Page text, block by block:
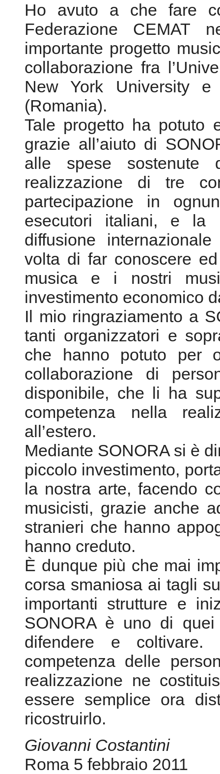
Ho avuto a che fare
Federazione
importante progetto
collaborazione fra
New York University
(Romania).
Tale progetto ha potuto
grazie all’aiuto di
alle spese sostenute
realizzazione di tre
partecipazione in
esecutori italiani, e la
diffusione
volta di far conoscere
musica e i nostri
investimento economico
Il mio ringraziamento a
tanti organizzatori e
che hanno potuto per
collaborazione di
disponibile, che li ha
competenza nella
all’estero.
Mediante SONORA si è
piccolo investimento,
la nostra arte, facendo
musicisti, grazie anche
stranieri che hanno
hanno creduto.
È dunque più che mai
corsa smaniosa ai tagli
importanti strutture e
SONORA è uno di
difendere e
competenza delle
realizzazione ne
essere semplice ora
ricostruirlo.
Giovanni Costantini
Roma 5 febbraio 2011